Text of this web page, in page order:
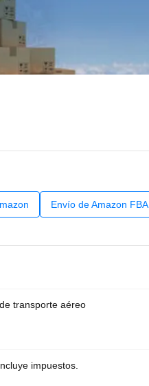
Envío de Amazon FBA
transporte aéreo
impuestos.